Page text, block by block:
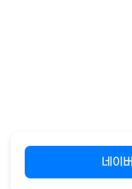
네이